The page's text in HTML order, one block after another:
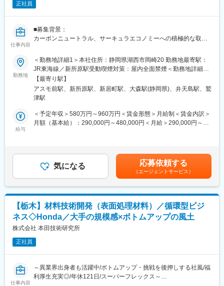
性・その他機能の付与など自由度が高いのが他加工にない特徴で
している社員が増えています。（部署によって出社頻度は異なり
ます）
・自動車通勤も可能で、会社敷地内に駐車いただけます。また規
程に定められたガソリン代が支給されます。（社員の7割が自動車
通勤）
満足度も高いです。
■海外出向・海外出張の有無：
海外出向：可能性あり（3～5年程度）
海外出張：あり（年間0～5回程度）
■当社の魅力：
当社は小型直流モーター専業メーカーとして複数の製品で世界シ
クラスを獲得しています。家電などの民生機器の分野において
も、インクジェットプリンタや電動歯ブラシ、シェーバーなど私
たちの生活に身近なものから、AGVやAMRといった自動走行ロボ
ット・協調ロボットなど将来性のある製品へも当社のモーターが
使われています。
モーターは普段なかなか目に触れることの無い裏方的な存在では
ありますが、私たちの暮らしの中で幅広く利用され、今後も大き
な成長が見込まれています。
正社員
仕事内容
■募集背景：
カーボンニュートラル、サーキュラエコノミーへの積極的な取組
その中でもエコカー時代をリードしてきた当社にはより強い期待
が寄せられており、これらの期待を超える成果を上げ、カーボン
ニュートラルな社会実現に貢献出来るように、環境企画の機能を
強化します。
■業務内容：
製品（カーボンフットプリント(CFP)・スコープ3）のカーボンニ
ュートラル活動
削減活動を推進
・業界団体と連携したバッテリー用CFP算定・認証ルールの構築
出向者等専任・兼務メンバー合わせて約10名で構成されていま
す。
年齢層は20代～50代と幅広いメンバーで構成され、自らの成長を
実感出来て明るく楽しい職場と働き方を目指しています。
■職場のミッション：
環境全般に関して、社内外からの様々な期待を超える全社企画の
立案とその推進体制・実行計画の構築を実施。
「ヒト・モノ・カネ」を明確にし、見える化等の必要となるツー
ルの準備も含めた企画を立案することにより、環境問題への対応
勤務地
＜勤務地詳細1＞本社住所：静岡県湖西市岡崎20 勤務地最寄駅：
JR東海線／新所原駅受動喫煙対策：屋内全面禁煙＜勤務地詳細2
＞境宿工場住所：静岡県湖西市境宿555番地 勤務地最寄駅：JR東
海道線／新所原駅受動喫煙対策：屋内全面禁煙＜勤務地詳細3＞新
居工場住所：静岡県湖西市新居町内山浜名湖西岸土地区画整理事
める事業所（リモートワーク含む）
【最寄り駅】
アスモ前駅、新所原駅、新居町駅、大森駅(静岡県)、弁天島駅、鷲
津駅
給与
＜予定年収＞580万円～960万円＜賃金形態＞月給制＜賃金内訳＞
月額（基本給）：290,000円～480,000円＜月給＞290,000円～
月）※各人の業務能力の伸長度、勤務成績も反映■賞与：年2回（7
月・12月）賃金はあくまでも目安の金額であり、選考を通じて上
下する可能性があります。月給(月額)は固定手当を含めた表記で
す。
気になる 応募依頼する
（エージェントサービス）
【栃木】材料技術開発（表面処理材料）／循環型ビジ
ネス◇Honda／大手の規模感×ボトムアップの風土
株式会社 本田技術研究所
正社員
仕事内容
～異業界出身者も活躍中/ボトムアップ・挑戦を後押しする社風/福
利厚生充実◎/年休121日/スーパーフレックス～